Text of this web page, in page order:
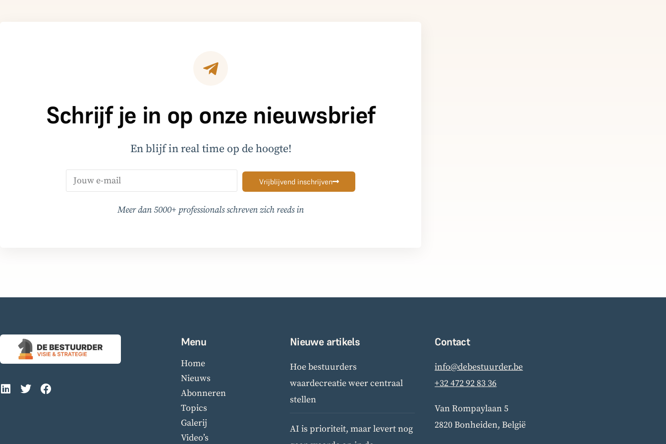
Schrijf je in op onze nieuwsbrief
En blijf in real time op de hoogte!
Vrijblijvend inschrijven
Meer dan 5000+ professionals schreven zich reeds in
Menu
Home
Nieuws
Abonneren
Topics
Galerij
Video’s
Nieuwe artikels
Hoe bestuurders
waardecreatie weer centraal
stellen
AI is prioriteit, maar levert nog
Contact
info@debestuurder.be
+32 472 92 83 36
Van Rompaylaan 5
2820 Bonheiden, België
Hey! Heb je een vraag over goed
bestuur? Stel ze gerust!